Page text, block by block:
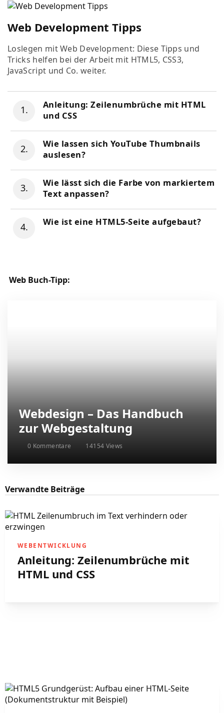
Web Development Tipps
Loslegen mit Web Development: Diese Tipps und
Tricks helfen bei der Arbeit mit HTML5, CSS3,
JavaScript und Co. weiter.
Anleitung: Zeilenumbrüche mit HTML
und CSS
Wie lassen sich YouTube Thumbnails
auslesen?
Wie lässt sich die Farbe von markiertem
Text anpassen?
Wie ist eine HTML5-Seite aufgebaut?
Web Buch-Tipp:
Webdesign – Das Handbuch
zur Webgestaltung
0 Kommentare 14154 Views
Verwandte Beiträge
WEBENTWICKLUNG
Anleitung: Zeilenumbrüche mit
HTML und CSS